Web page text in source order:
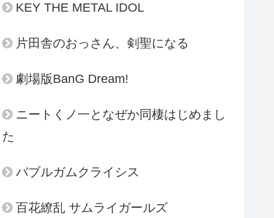
KEY THE METAL IDOL
片田舎のおっさん、剣聖になる
劇場版BanG Dream!
ニートくノ一となぜか同棲はじめまし
た
バブルガムクライシス
百花繚乱 サムライガールズ